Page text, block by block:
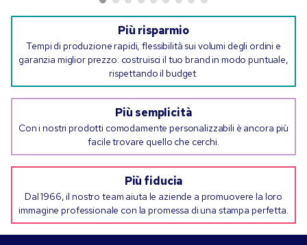
Più risparmio
Tempi di produzione rapidi, flessibilità sui volumi degli ordini e
garanzia miglior prezzo: costruisci il tuo brand in modo puntuale,
rispettando il budget.
Più semplicità
Con i nostri prodotti comodamente personalizzabili è ancora più
facile trovare quello che cerchi.
Più fiducia
Dal 1966, il nostro team aiuta le aziende a promuovere la loro
immagine professionale con la promessa di una stampa perfetta.